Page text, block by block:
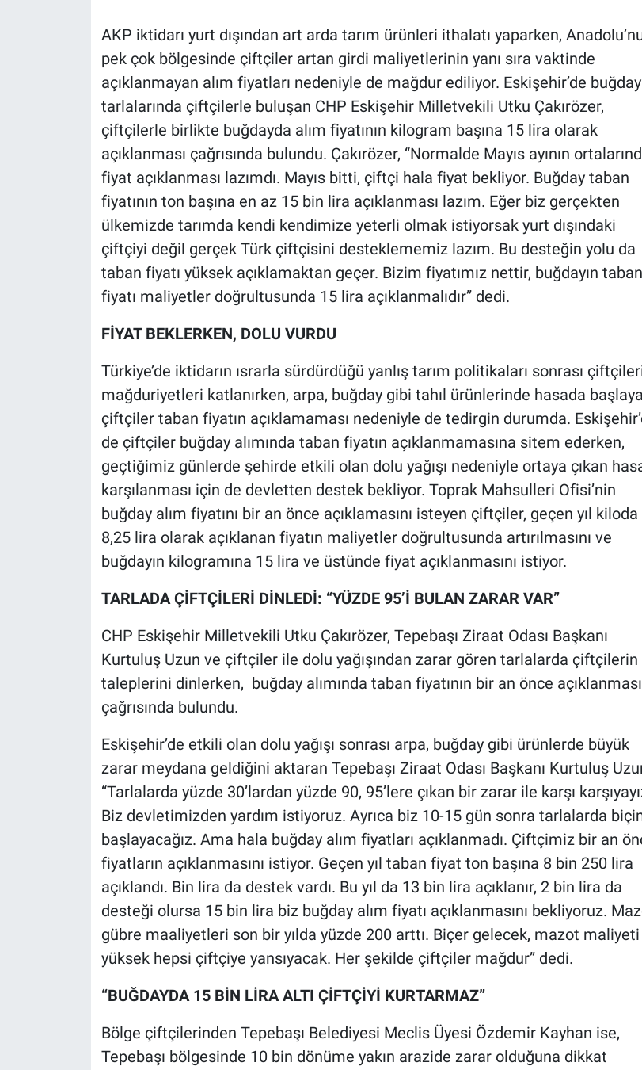
AKP iktidarı yurt dışından art arda tarım ürünleri ithalatı yaparken,
pek çok bölgesinde çiftçiler artan girdi maliyetlerinin yanı sıra vaktinde
açıklanmayan alım fiyatları nedeniyle de mağdur ediliyor. Eskişehir’de buğday
tarlalarında çiftçilerle buluşan CHP Eskişehir Milletvekili Utku Çakırözer,
çiftçilerle birlikte buğdayda alım fiyatının kilogram başına 15 lira olarak
açıklanması çağrısında bulundu. Çakırözer, “Normalde Mayıs ayının
fiyat açıklanması lazımdı. Mayıs bitti, çiftçi hala fiyat bekliyor. Buğday taban
fiyatının ton başına en az 15 bin lira açıklanması lazım. Eğer biz gerçekten
ülkemizde tarımda kendi kendimize yeterli olmak istiyorsak yurt dışındaki
çiftçiyi değil gerçek Türk çiftçisini desteklememiz lazım. Bu desteğin yolu da
taban fiyatı yüksek açıklamaktan geçer. Bizim fiyatımız nettir, buğdayın taban
fiyatı maliyetler doğrultusunda 15 lira açıklanmalıdır” dedi.
FİYAT BEKLERKEN, DOLU VURDU
Türkiye’de iktidarın ısrarla sürdürdüğü yanlış tarım politikaları sonrası
mağduriyetleri katlanırken, arpa, buğday gibi tahıl ürünlerinde hasada
çiftçiler taban fiyatın açıklamaması nedeniyle de tedirgin durumda.
de çiftçiler buğday alımında taban fiyatın açıklanmamasına sitem ederken,
geçtiğimiz günlerde şehirde etkili olan dolu yağışı nedeniyle ortaya çıkan
karşılanması için de devletten destek bekliyor. Toprak Mahsulleri Ofisi’nin
buğday alım fiyatını bir an önce açıklamasını isteyen çiftçiler, geçen yıl kiloda
8,25 lira olarak açıklanan fiyatın maliyetler doğrultusunda artırılmasını ve
buğdayın kilogramına 15 lira ve üstünde fiyat açıklanmasını istiyor.
TARLADA ÇİFTÇİLERİ DİNLEDİ: “YÜZDE 95’İ BULAN ZARAR VAR”
CHP Eskişehir Milletvekili Utku Çakırözer, Tepebaşı Ziraat Odası Başkanı
Kurtuluş Uzun ve çiftçiler ile dolu yağışından zarar gören tarlalarda çiftçilerin
taleplerini dinlerken, buğday alımında taban fiyatının bir an önce açıklanması
çağrısında bulundu.
Eskişehir’de etkili olan dolu yağışı sonrası arpa, buğday gibi ürünlerde büyük
zarar meydana geldiğini aktaran Tepebaşı Ziraat Odası Başkanı Kurtuluş
“Tarlalarda yüzde 30’lardan yüzde 90, 95’lere çıkan bir zarar ile karşı
Biz devletimizden yardım istiyoruz. Ayrıca biz 10-15 gün sonra tarlalarda
başlayacağız. Ama hala buğday alım fiyatları açıklanmadı. Çiftçimiz bir an
fiyatların açıklanmasını istiyor. Geçen yıl taban fiyat ton başına 8 bin 250 lira
açıklandı. Bin lira da destek vardı. Bu yıl da 13 bin lira açıklanır, 2 bin lira da
desteği olursa 15 bin lira biz buğday alım fiyatı açıklanmasını bekliyoruz.
gübre maaliyetleri son bir yılda yüzde 200 arttı. Biçer gelecek, mazot maliyeti
yüksek hepsi çiftçiye yansıyacak. Her şekilde çiftçiler mağdur” dedi.
“BUĞDAYDA 15 BİN LİRA ALTI ÇİFTÇİYİ KURTARMAZ”
Bölge çiftçilerinden Tepebaşı Belediyesi Meclis Üyesi Özdemir Kayhan ise,
Tepebaşı bölgesinde 10 bin dönüme yakın arazide zarar olduğuna dikkat